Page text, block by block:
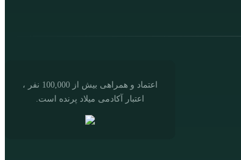
اعتماد و همراهی بیش از 100,000 نفر ،
اعتبار آکادمی میلاد پرنده است.